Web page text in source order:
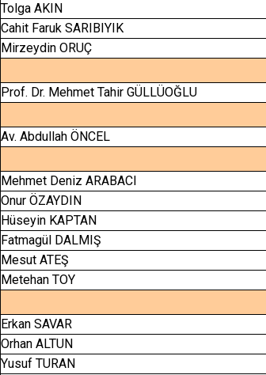
Tolga AKIN
Cahit Faruk SARIBIYIK
Mirzeydin ORUÇ
Prof. Dr. Mehmet Tahir GÜLLÜOĞLU
Av. Abdullah ÖNCEL
Mehmet Deniz ARABACI
Onur ÖZAYDIN
Hüseyin KAPTAN
Fatmagül DALMIŞ
Mesut ATEŞ
Metehan TOY
Erkan SAVAR
Orhan ALTUN
Yusuf TURAN